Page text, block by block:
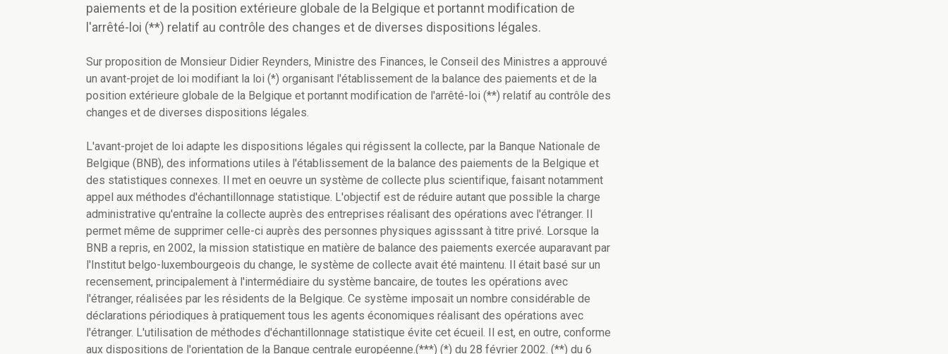
paiements et de la position extérieure globale de la Belgique et portannt modification de
l'arrêté-loi (**) relatif au contrôle des changes et de diverses dispositions légales.
Sur proposition de Monsieur Didier Reynders, Ministre des Finances, le Conseil des Ministres a approuvé
un avant-projet de loi modifiant la loi (*) organisant l'établissement de la balance des paiements et de la
position extérieure globale de la Belgique et portannt modification de l'arrêté-loi (**) relatif au contrôle des
changes et de diverses dispositions légales.
L'avant-projet de loi adapte les dispositions légales qui régissent la collecte, par la Banque Nationale de
Belgique (BNB), des informations utiles à l'établissement de la balance des paiements de la Belgique et
des statistiques connexes. Il met en oeuvre un système de collecte plus scientifique, faisant notamment
appel aux méthodes d'échantillonnage statistique. L'objectif est de réduire autant que possible la charge
administrative qu'entraîne la collecte auprès des entreprises réalisant des opérations avec l'étranger. Il
permet même de supprimer celle-ci auprès des personnes physiques agisssant à titre privé. Lorsque la
BNB a repris, en 2002, la mission statistique en matière de balance des paiements exercée auparavant par
l'Institut belgo-luxembourgeois du change, le système de collecte avait été maintenu. Il était basé sur un
recensement, principalement à l'intermédiaire du système bancaire, de toutes les opérations avec
l'étranger, réalisées par les résidents de la Belgique. Ce système imposait un nombre considérable de
déclarations périodiques à pratiquement tous les agents économiques réalisant des opérations avec
l'étranger. L'utilisation de méthodes d'échantillonnage statistique évite cet écueil. Il est, en outre, conforme
aux dispositions de l'orientation de la Banque centrale européenne.(***) (*) du 28 février 2002. (**) du 6